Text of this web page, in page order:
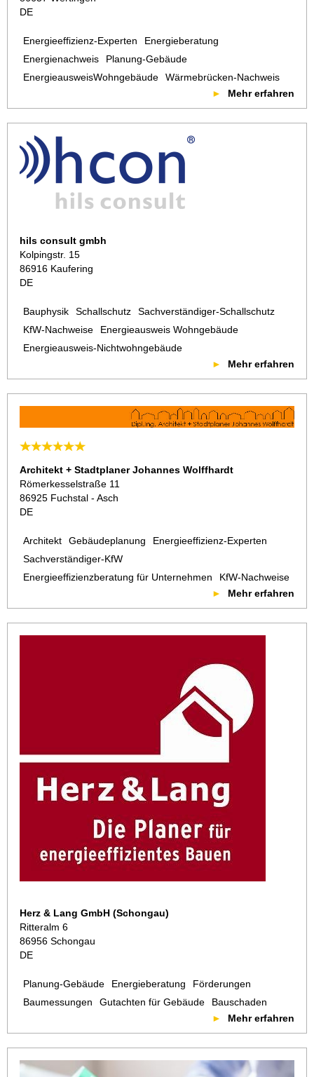
DE
Energieeffizienz-Experten
Energieberatung
Energienachweis
Planung-Gebäude
EnergieausweisWohngebäude
Wärmebrücken-Nachweis
Mehr erfahren
hils consult gmbh
Kolpingstr. 15
86916 Kaufering
DE
Bauphysik Schallschutz
Sachverständiger-Schallschutz
KfW-Nachweise
Energieausweis Wohngebäude
Energieausweis-Nichtwohngebäude
Mehr erfahren
Architekt + Stadtplaner Johannes Wolffhardt
Römerkesselstraße 11
86925 Fuchstal - Asch
DE
Architekt Gebäudeplanung
Energieeffizienz-Experten
Sachverständiger-KfW
Energieeffizienzberatung für Unternehmen
KfW-Nachweise
Mehr erfahren
Herz & Lang GmbH (Schongau)
Ritteralm 6
86956 Schongau
DE
Planung-Gebäude Energieberatung
Förderungen
Baumessungen
Gutachten für Gebäude
Bauschaden
Mehr erfahren